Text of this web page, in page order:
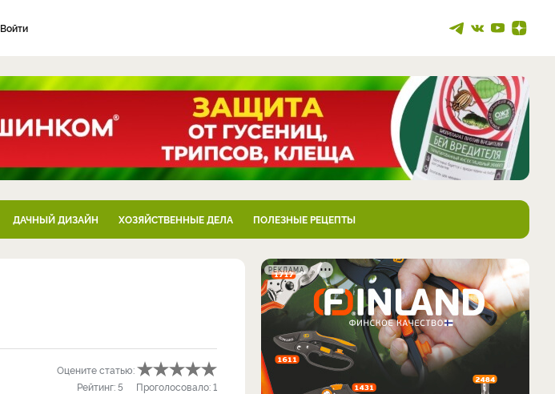
Войти
ДАЧНЫЙ ДИЗАЙН ХОЗЯЙСТВЕННЫЕ ДЕЛА ПОЛЕЗНЫЕ РЕЦЕПТЫ
Оцените статью:
Рейтинг:5 Проголосовало:1
РЕКЛАМА